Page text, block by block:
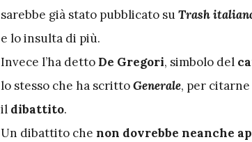
sarebbe già stato pubblicato suTrash
e lo insulta di più.
Invece l’ha detto De Gregori, simbolo del
lo stesso che ha scrittoGenerale, per
il dibattito.
Un dibattito che non dovrebbe neanche